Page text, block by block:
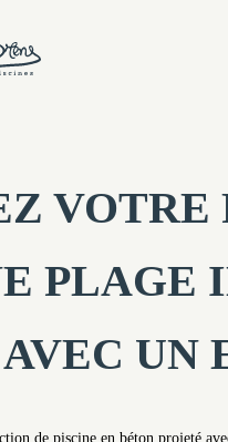
VOTRE
PLAGE
UN
de piscine en béton projeté